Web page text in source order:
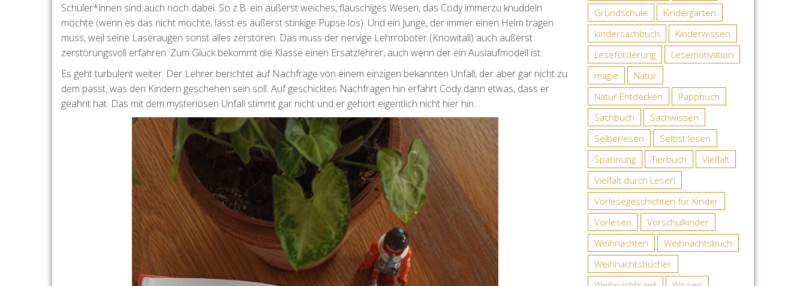
Schüler*innen sind auch noch dabei. So z.B. ein äußerst weiches, flauschiges Wesen, das Cody immerzu knuddeln
möchte (wenn es das nicht möchte, lässt es äußerst stinkige Pupse los). Und ein Junge, der immer einen Helm tragen
muss, weil seine Laseraugen sonst alles zerstören. Das muss der nervige Lehrroboter (Knowitall) auch äußerst
zerstörungsvoll erfahren. Zum Glück bekommt die Klasse einen Ersatzlehrer, auch wenn der ein Auslaufmodell ist.
Es geht turbulent weiter. Der Lehrer berichtet auf Nachfrage von einem einzigen bekannten Unfall, der aber gar nicht zu
dem passt, was den Kindern geschehen sein soll. Auf geschicktes Nachfragen hin erfährt Cody dann etwas, dass er
geahnt hat. Das mit dem mysteriösen Unfall stimmt gar nicht und er gehört eigentlich nicht hier hin…
Grundschule
Kindergarten
kindersachbuch
Kinderwissen
Leseförderung
Lesemotivation
magie
Natur
Natur Entdecken
Pappbuch
Sachbuch
Sachwissen
Selberlesen
Selbst lesen
Spannung
Tierbuch
Vielfalt
Vielfalt durch Lesen
Vorlesegeschichten für Kinder
Vorlesen
Vorschulkinder
Weihnachten
Weihnachtsbuch
Weihnachtsbücher